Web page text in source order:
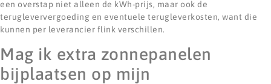
een overstap niet alleen de kWh-prijs, maar ook de
terugleververgoeding en eventuele terugleverkosten, want die
kunnen per leverancier flink verschillen.
Mag ik extra zonnepanelen
bijplaatsen op mijn